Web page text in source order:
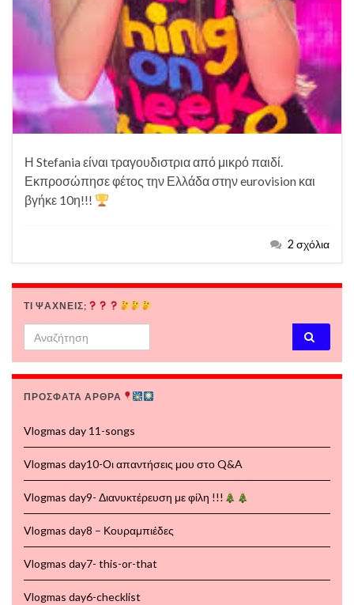
Η Stefania είναι τραγουδιστρια από μικρό παιδί.
Εκπροσώπησε φέτος την Ελλάδα στην eurovision και
βγήκε 10η!!!
2 σχόλια
ΤΙ ΨΆΧΝΕΙΣ;
Search for:
ΠΡΟΣΦΑΤΑ ΑΡΘΡΑ
Vlogmas day 11-songs
Vlogmas day10-Οι απαντήσεις μου στο Q&A
Vlogmas day9- Διανυκτέρευση με φίλη !!!
Vlogmas day8 – Κουραμπιέδες
Vlogmas day7- this-or-that
Vlogmas day6-checklist